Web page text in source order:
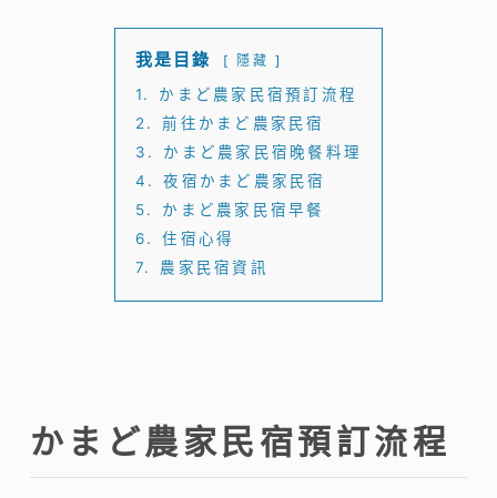
我是目錄 隱藏
1.
かまど農家民宿預訂流程
2.
前往かまど農家民宿
3.
かまど農家民宿晚餐料理
4.
夜宿かまど農家民宿
5.
かまど農家民宿早餐
6.
住宿心得
7.
農家民宿資訊
かまど農家民宿預訂流程